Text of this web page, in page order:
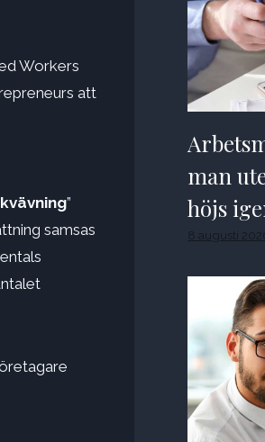
Workers
att
”
samsas
man
höjs
8 augusti